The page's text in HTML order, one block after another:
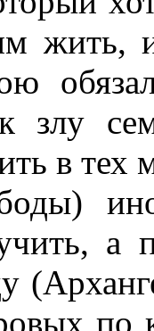
жить,
злу
в тех
а
по